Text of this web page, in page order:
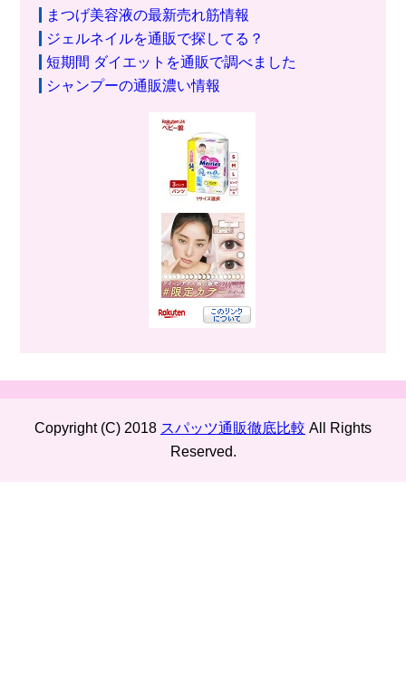
まつげ美容液の最新売れ筋情報
ジェルネイルを通販で探してる？
短期間 ダイエットを通販で調べました
シャンプーの通販濃い情報
Copyright (C) 2018 スパッツ通販徹底比較 All Rights
Reserved.